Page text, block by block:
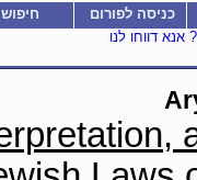
דווחו לנו
חיפוש כניסה לפורום